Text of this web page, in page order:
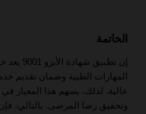
الخاتمة
إن تطبيق
المهارات الطبية وضمان تقديم
عالية. لذلك، يسهم هذا المعيار في
وتحقيق رضا المرضى. بالتالي، فإن